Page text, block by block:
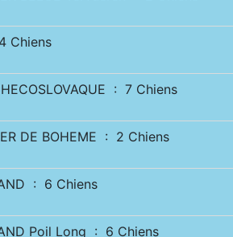
Chiens
: 7 Chiens
DE BOHEME : 2 Chiens
: 6 Chiens
Poil Long : 6 Chiens